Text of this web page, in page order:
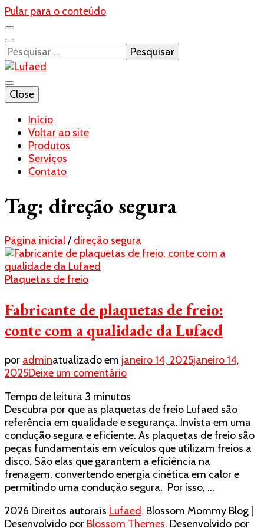
Pular para o conteúdo
Pesquisar
por:
Lufaed
Blog- Lufaed
Close
Início
Voltar ao site
Produtos
Serviços
Contato
Tag: direção segura
Página inicial/ direção segura
Plaquetas de freio
Fabricante de plaquetas de freio:
conte com a qualidade da Lufaed
por adminatualizado em janeiro 14, 2025janeiro 14,
2025Deixe um comentárioem
de
plaquetas
de
freio:
conte
com
a
qualidade
Lufaed
Tempo de leitura 3 minutos
Descubra por que as plaquetas de freio Lufaed são
referência em qualidade e segurança. Invista em uma
condução segura e eficiente. As plaquetas de freio são
peças fundamentais em veículos que utilizam freios a
disco. São elas que garantem a eficiência na
frenagem, convertendo energia cinética em calor e
permitindo uma condução segura. Por isso, …
2026 Direitos autorais Lufaed. Blossom Mommy Blog |
Desenvolvido por Blossom Themes. Desenvolvido por